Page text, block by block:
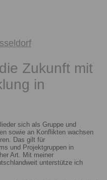
Zukunft mit
in
sich als Gruppe und
sowie an Konflikten wachsen
Das gilt für
und Projektgruppen in
Art. Mit meiner
unterstütze ich